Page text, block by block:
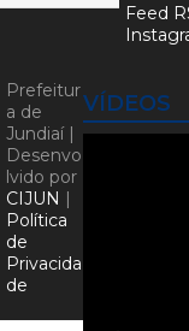
VÍDEOS
Feed
Prefeitur
a de
Jundiaí |
Desenvo
lvido por
CIJUN |
Política
de
Privacida
de